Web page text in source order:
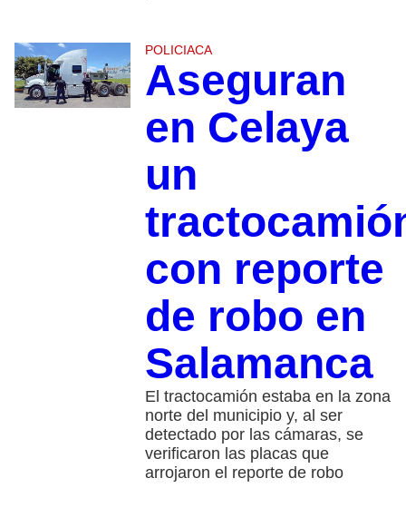
POLICIACA
Aseguran
en Celaya
un
con reporte
de robo en
Salamanca
El tractocamión estaba en la zona
norte del municipio y, al ser
detectado por las cámaras, se
verificaron las placas que
arrojaron el reporte de robo